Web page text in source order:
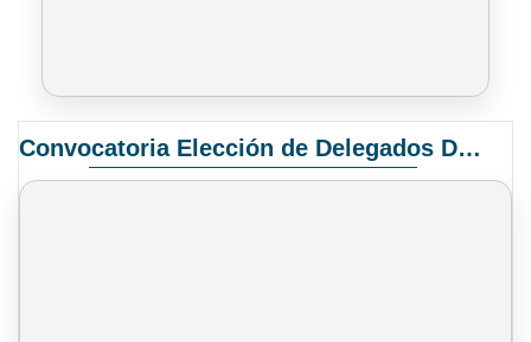
Convocatoria Elección de Delegados Docentes para el XIV Congreso Nacional de Universidades